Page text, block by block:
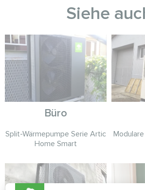
Siehe
Büro
Split-Wärmepumpe Serie Artic
Home Smart